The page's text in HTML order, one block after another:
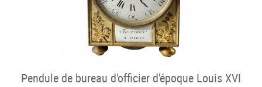
Pendule de bureau d'officier d'époque Louis XVI